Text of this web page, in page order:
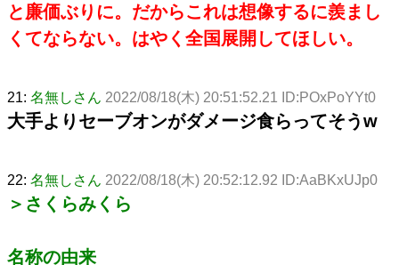
と廉価ぶりに。だからこれは想像するに羨まし
くてならない。はやく全国展開してほしい。
21: 名無しさん 2022/08/18(木) 20:51:52.21 ID:POxPoYYt0
大手よりセーブオンがダメージ食らってそうw
22: 名無しさん 2022/08/18(木) 20:52:12.92 ID:AaBKxUJp0
＞さくらみくら
名称の由来